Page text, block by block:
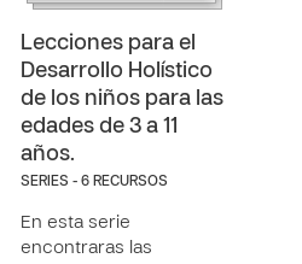
Lecciones para el
Desarrollo Holístico
de los niños para las
edades de 3 a 11
años.
SERIES - 6 RECURSOS
En esta serie
encontraras las